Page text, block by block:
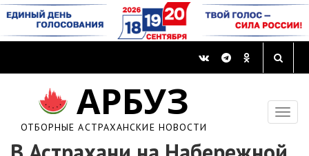
АРБУЗ
ОТБОРНЫЕ АСТРАХАНСКИЕ НОВОСТИ